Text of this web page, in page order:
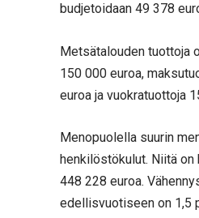
budjetoidaan 49 378
Metsätalouden tuottoja
150 000 euroa,
euroa ja vuokratuottoja
Menopuolella suurin
henkilöstökulut. Niitä on
448 228 euroa.
edellisvuotiseen on 1,5